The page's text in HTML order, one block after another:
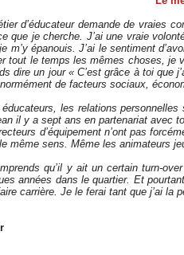
d’éducateur demande de vraies
que je cherche. J’ai une vraie
m’y épanouis. J’ai le sentiment
tout le temps les mêmes choses, je
dire un jour « C’est grâce à toi que
de facteurs sociaux,
les relations
il y a sept ans en partenariat avec
d’équipement n’ont pas
même sens. Même les animateurs
qu’il y ait un certain turn-
années dans le quartier. Et
carrière. Je le ferai tant que j’ai la